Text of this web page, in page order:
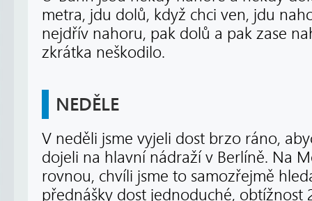
metra, jdu dolů, když chci ven, jdu
nejdřív nahoru, pak dolů a pak zase
zkrátka neškodilo.
NEDĚLE
V neděli jsme vyjeli dost brzo ráno,
dojeli na hlavní nádraží v Berlíně. Na
rovnou, chvíli jsme to samozřejmě
přednášky dost jednoduché, obtížnost